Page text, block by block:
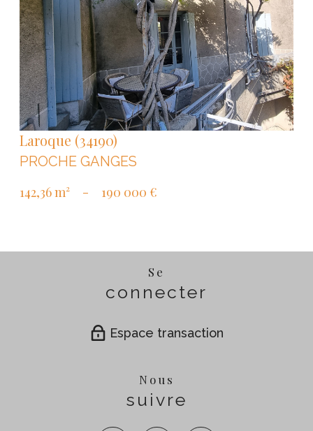
VOIR LE BIEN
Laroque (34190)
PROCHE GANGES
142,36 m²
- 190 000 €
Se
connecter
Espace transaction
Nous
suivre